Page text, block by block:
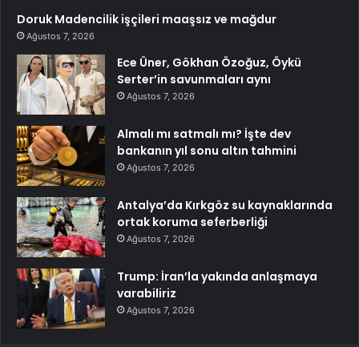
Doruk Madencilik işçileri maaşsız ve mağdur
Ağustos 7, 2026
Ece Üner, Gökhan Özoğuz, Öykü
Serter’in savunmaları aynı
Ağustos 7, 2026
Almalı mı satmalı mı? İşte dev
bankanın yıl sonu altın tahmini
Ağustos 7, 2026
Antalya’da Kırkgöz su kaynaklarında
ortak koruma seferberliği
Ağustos 7, 2026
Trump: İran’la yakında anlaşmaya
varabiliriz
Ağustos 7, 2026